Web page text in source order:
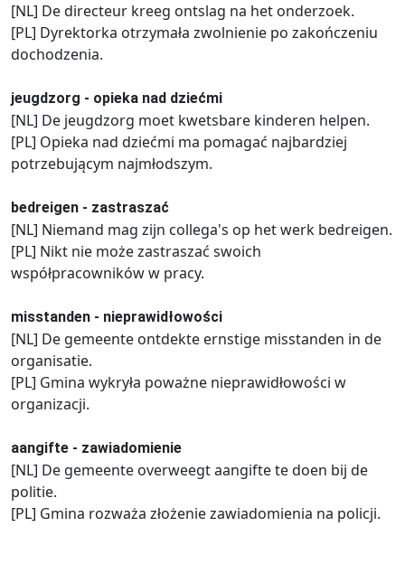
[NL] De directeur kreeg ontslag na het onderzoek.
[PL] Dyrektorka otrzymała zwolnienie po zakończeniu
dochodzenia.
jeugdzorg - opieka nad dziećmi
[NL] De jeugdzorg moet kwetsbare kinderen helpen.
[PL] Opieka nad dziećmi ma pomagać najbardziej
potrzebującym najmłodszym.
bedreigen - zastraszać
[NL] Niemand mag zijn collega's op het werk bedreigen.
[PL] Nikt nie może zastraszać swoich
współpracowników w pracy.
misstanden - nieprawidłowości
[NL] De gemeente ontdekte ernstige misstanden in de
organisatie.
[PL] Gmina wykryła poważne nieprawidłowości w
organizacji.
aangifte - zawiadomienie
[NL] De gemeente overweegt aangifte te doen bij de
politie.
[PL] Gmina rozważa złożenie zawiadomienia na policji.